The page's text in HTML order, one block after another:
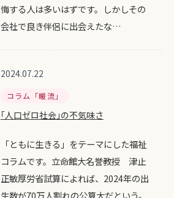
悔する人は多いはずです。しかしその
会社で良き伴侶に出会えたな…
2024.07.22
コラム「暖流」
｢人口ゼロ社会｣の不気味さ
「ともに生きる」をテーマにした福祉
コラムです。立命館大名誉教授 津止
正敏厚労省試算によれば、2024年の出
生数が70万人割れの公算大だという。